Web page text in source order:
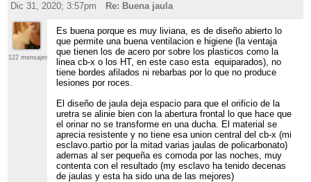
Dic 31, 2020; 3:57pm
Re: Buena jaula
122 mensajes
Es buena porque es muy liviana, es de diseño abierto lo
que permite una buena ventilacion e higiene (la ventaja
que tienen los de acero por sobre los plasticos como la
linea cb-x o los HT, en este caso esta equiparados), no
tiene bordes afilados ni rebarbas por lo que no produce
lesiones por roces.
El diseño de jaula deja espacio para que el orificio de la
uretra se alinie bien con la abertura frontal lo que hace que
el orinar no se transforme en una ducha. El material se
aprecia resistente y no tiene esa union central del cb-x (mi
esclavo.partio por la mitad varias jaulas de policarbonato)
ademas al ser pequeña es comoda por las noches, muy
contenta con el resultado (my esclavo ha tenido decenas
de jaulas y esta ha sido una de las mejores)